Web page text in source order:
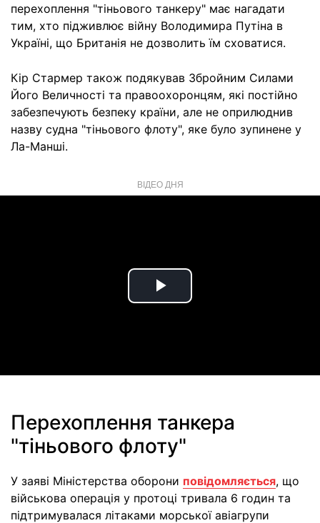
перехоплення "тіньового танкеру" має нагадати
тим, хто підживлює війну Володимира Путіна в
Україні, що Британія не дозволить їм сховатися.
Кір Стармер також подякував Збройним Силами
Його Величності та правоохоронцям, які постійно
забезпечують безпеку країни, але не оприлюднив
назву судна "тіньового флоту", яке було зупинене у
Ла-Манші.
ВІДЕО ДНЯ
Play
Перехоплення танкера
"тіньового флоту"
У заяві Міністерства оборони повідомляється, що
військова операція у протоці тривала 6 годин та
підтримувалася літаками морської авіагрупи